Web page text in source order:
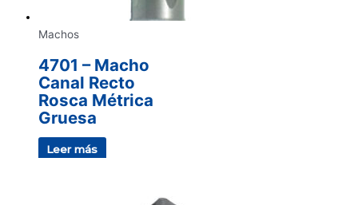
Machos
4701 – Macho
Canal Recto
Rosca Métrica
Gruesa
Leer más